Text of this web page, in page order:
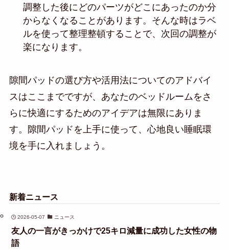
調整した後にどのパーツがどこにあったのか分
からなくなることがあります。そんな時はラベ
ルを使って整理整頓することで、次回の調整が
楽になります。
隙間パッドの選び方や活用法についてのアドバイ
スはここまでですが、あなたのベッドルームをさ
らに快適にするためのアイデアは無限にありま
す。隙間パッドを上手に使って、心地良い睡眠環
境を手に入れましょう。
新着ニュース
2026-05-07 ニュース
友人の一言がきっかけで25キロ減量に成功した女性の物
語